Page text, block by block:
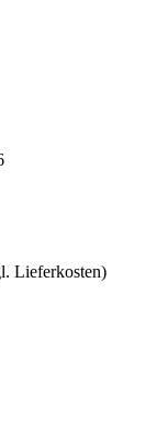
Lieferkosten)